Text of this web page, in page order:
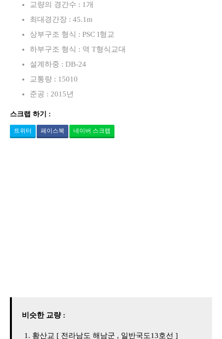
교량의 경간수 : 1개
최대경간장 : 45.1m
상부구조 형식 : PSC I형교
하부구조 형식 : 역 T형식교대
설계하중 : DB-24
교통량 : 15010
준공 : 2015년
스크랩 하기 :
트위터 페이스북 네이버 스크랩
비슷한 교량 :
황산교 [ 전라남도 해남군 , 일반국도13호선 ]